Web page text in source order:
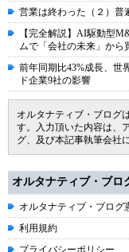
営業は終わった（２）普
【完全解説】AI駆動型
ムで「会社の未来」から
前年同期比43%成長、世
ド企業9社の影響
オルタナティブ・ブログ
す。入力頂いた内容は、
グ、及び本記事執筆会社
オルタナティブ・ブロ
オルタナティブ・ブログ
利用規約